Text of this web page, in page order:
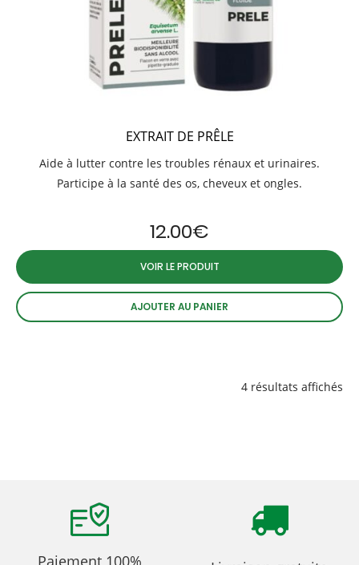
EXTRAIT DE PRÊLE
Aide à lutter contre les troubles rénaux et urinaires.
Participe à la santé des os, cheveux et ongles.
12.00€
VOIR LE PRODUIT
AJOUTER AU PANIER
4 résultats affichés
Paiement 100%